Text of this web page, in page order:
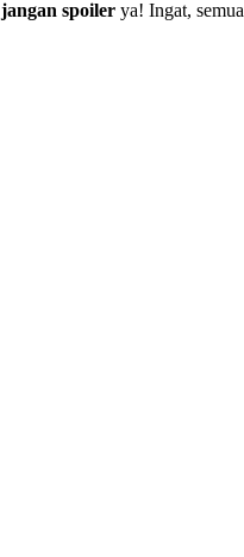
jangan spoiler ya! Ingat,